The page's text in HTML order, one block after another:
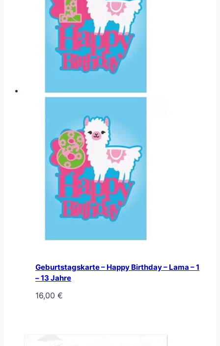
Geburtstagskarte – Happy Birthday – Lama – 1
– 13 Jahre
16,00 €